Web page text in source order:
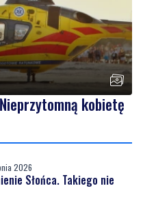
kobietę
2026
Słońca. Takiego nie